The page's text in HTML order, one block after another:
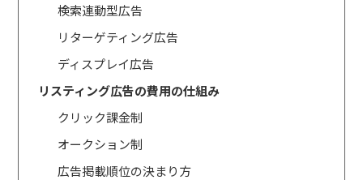
検索連動型広告
リターゲティング広告
ディスプレイ広告
リスティング広告の費用の仕組み
クリック課金制
オークション制
広告掲載順位の決まり方